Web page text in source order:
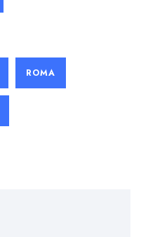
ROMA